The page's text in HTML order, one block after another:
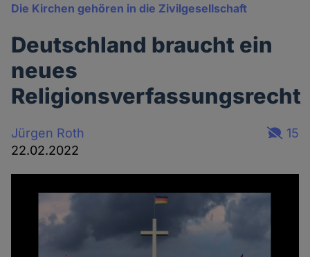
Die Kirchen gehören in die Zivilgesellschaft
Deutschland braucht ein
neues
Religionsverfassungsrecht
Jürgen Roth
22.02.2022
15